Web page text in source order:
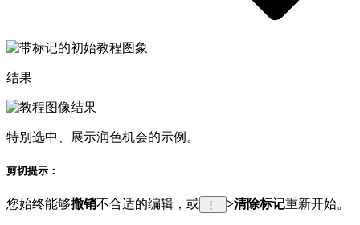
结果
特别选中、展示润色机会的示例。
剪切提示：
您始终能够撤销不合适的编辑，或 ⋮ >清除标记重新开始。